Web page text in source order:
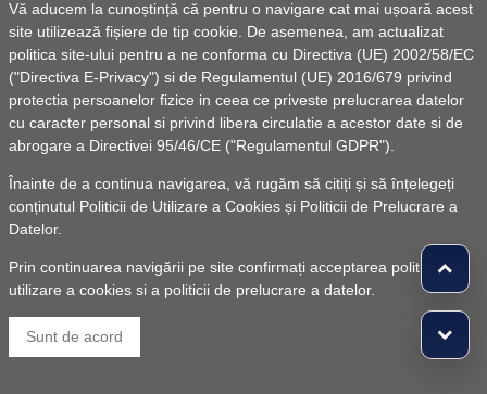
Vă aducem la cunoștință că pentru o navigare cat mai ușoară acest
site utilizează fișiere de tip cookie. De asemenea, am actualizat
politica site-ului pentru a ne conforma cu Directiva (UE) 2002/58/EC
("Directiva E-Privacy") si de Regulamentul (UE) 2016/679 privind
protectia persoanelor fizice in ceea ce priveste prelucrarea datelor
cu caracter personal si privind libera circulatie a acestor date si de
abrogare a Directivei 95/46/CE ("Regulamentul GDPR").
Înainte de a continua navigarea, vă rugăm să citiți și să înțelegeți
conținutul Politicii de Utilizare a Cookies și Politicii de Prelucrare a
Datelor.
Prin continuarea navigării pe site confirmați acceptarea politicii de
utilizare a cookies si a politicii de prelucrare a datelor.
Sunt de acord